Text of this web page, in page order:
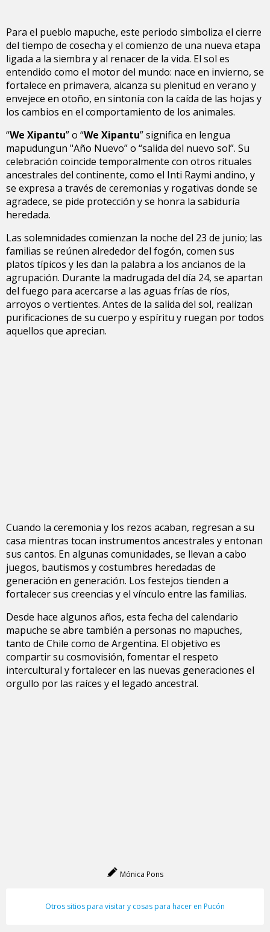
Para el pueblo mapuche, este periodo simboliza el cierre
del tiempo de cosecha y el comienzo de una nueva etapa
ligada a la siembra y al renacer de la vida. El sol es
entendido como el motor del mundo: nace en invierno, se
fortalece en primavera, alcanza su plenitud en verano y
envejece en otoño, en sintonía con la caída de las hojas y
los cambios en el comportamiento de los animales.
“We Xipantu” o “We Xipantu” significa en lengua
mapudungun "Año Nuevo” o “salida del nuevo sol”. Su
celebración coincide temporalmente con otros rituales
ancestrales del continente, como el Inti Raymi andino, y
se expresa a través de ceremonias y rogativas donde se
agradece, se pide protección y se honra la sabiduría
heredada.
Las solemnidades comienzan la noche del 23 de junio; las
familias se reúnen alrededor del fogón, comen sus
platos típicos y les dan la palabra a los ancianos de la
agrupación. Durante la madrugada del día 24, se apartan
del fuego para acercarse a las aguas frías de ríos,
arroyos o vertientes. Antes de la salida del sol, realizan
purificaciones de su cuerpo y espíritu y ruegan por todos
aquellos que aprecian.
Cuando la ceremonia y los rezos acaban, regresan a su
casa mientras tocan instrumentos ancestrales y entonan
sus cantos. En algunas comunidades, se llevan a cabo
juegos, bautismos y costumbres heredadas de
generación en generación. Los festejos tienden a
fortalecer sus creencias y el vínculo entre las familias.
Desde hace algunos años, esta fecha del calendario
mapuche se abre también a personas no mapuches,
tanto de Chile como de Argentina. El objetivo es
compartir su cosmovisión, fomentar el respeto
intercultural y fortalecer en las nuevas generaciones el
orgullo por las raíces y el legado ancestral.
Mónica Pons
Otros sitios para visitar y cosas para hacer en Pucón